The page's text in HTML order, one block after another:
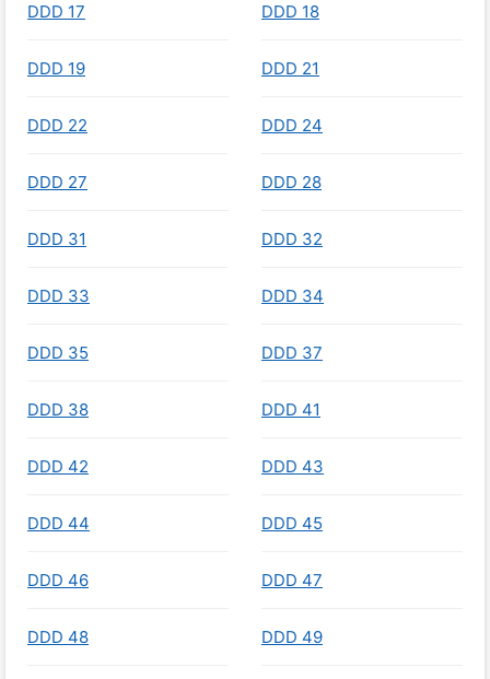
DDD 17 DDD 18
DDD 19 DDD 21
DDD 22 DDD 24
DDD 27 DDD 28
DDD 31 DDD 32
DDD 33 DDD 34
DDD 35 DDD 37
DDD 38 DDD 41
DDD 42 DDD 43
DDD 44 DDD 45
DDD 46 DDD 47
DDD 48 DDD 49